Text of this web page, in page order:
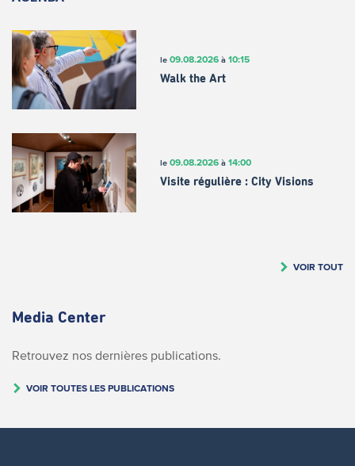
le 09.08.2026à 10:15
Walk the Art
le 09.08.2026à 14:00
Visite régulière : City Visions
VOIR TOUT
Media Center
Retrouvez nos dernières publications.
VOIR TOUTES LES PUBLICATIONS